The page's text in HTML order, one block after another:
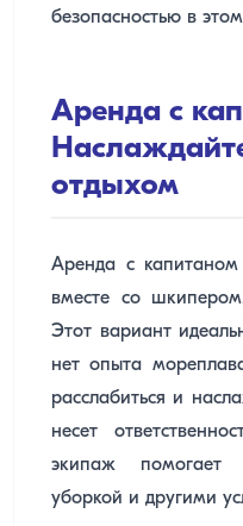
безопасностью в
Аренда с
отдыхом
Аренда с
вместе со
Этот вариант
нет опыта
расслабиться и
несет
экипаж помогает
уборкой и другими